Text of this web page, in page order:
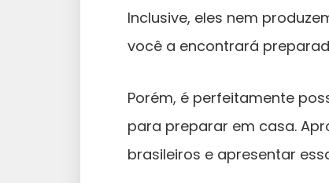
Inclusive, eles nem
você a encontrará
Porém, é perfeitamente
para preparar em casa.
brasileiros e apresentar